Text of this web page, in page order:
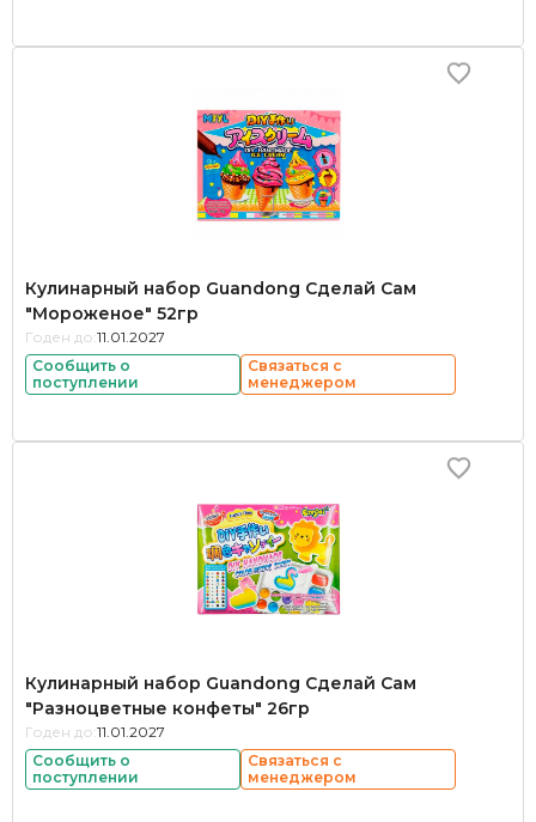
Кулинарный набор Guandong Сделай Сам
"Мороженое" 52гр
Годен до: 11.01.2027
Сообщить о
поступлении
Связаться с
менеджером
Кулинарный набор Guandong Сделай Сам
"Разноцветные конфеты" 26гр
Годен до: 11.01.2027
Сообщить о
поступлении
Связаться с
менеджером